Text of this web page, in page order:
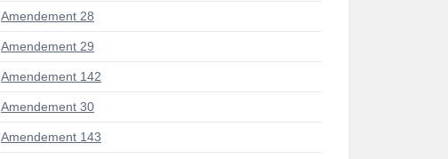
Amendement 28
Amendement 29
Amendement 142
Amendement 30
Amendement 143